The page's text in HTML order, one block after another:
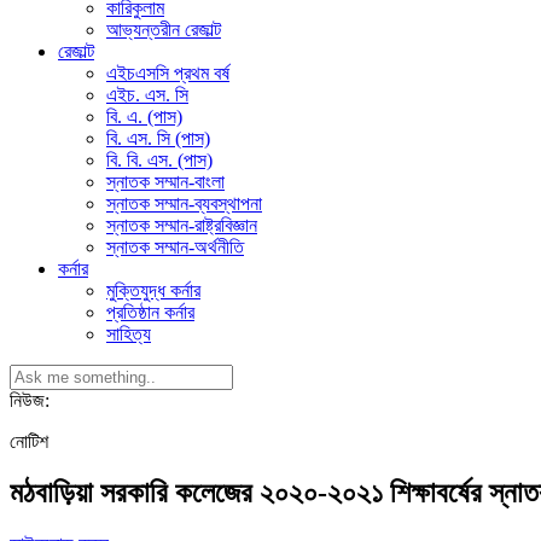
কারিকুলাম
আভ্যন্তরীন রেজাল্ট
রেজাল্ট
এইচএসসি প্রথম বর্ষ
এইচ. এস. সি
বি. এ. (পাস)
বি. এস. সি (পাস)
বি. বি. এস. (পাস)
স্নাতক সম্মান-বাংলা
স্নাতক সম্মান-ব্যবস্থাপনা
স্নাতক সম্মান-রাষ্ট্রবিজ্ঞান
স্নাতক সম্মান-অর্থনীতি
কর্নার
মুক্তিযুদ্ধ কর্নার
প্রতিষ্ঠান কর্নার
সাহিত্য
নিউজ:
নোটিশ
মঠবাড়িয়া সরকারি কলেজের ২০২০-২০২১ শিক্ষাবর্ষের